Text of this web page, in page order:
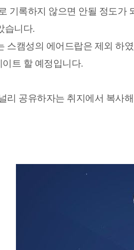
기록하지 않으면 안될 정도가
습니다.
스캠성의 에어드랍은 제외 하
트 할 예정입니다.
리 공유하자는 취지에서 복사
EOS
주식